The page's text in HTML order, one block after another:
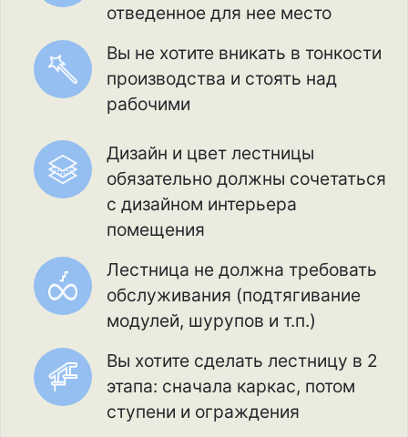
отведенное для нее место
Вы не хотите вникать в тонкости
производства и стоять над
рабочими
Дизайн и цвет лестницы
обязательно должны сочетаться
с дизайном интерьера
помещения
Лестница не должна требовать
обслуживания (подтягивание
модулей, шурупов и т.п.)
Вы хотите сделать лестницу в 2
этапа: сначала каркас, потом
ступени и ограждения